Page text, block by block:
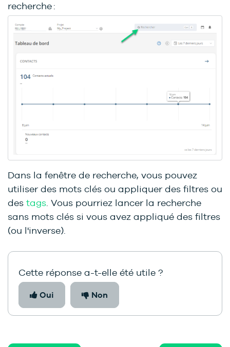
recherche :
Dans la fenêtre de recherche, vous pouvez
utiliser des mots clés ou appliquer des filtres ou
des tags . Vous pourriez lancer la recherche
sans mots clés si vous avez appliqué des filtres
(ou l'inverse).
Cette réponse a-t-elle été utile ?
Oui Non